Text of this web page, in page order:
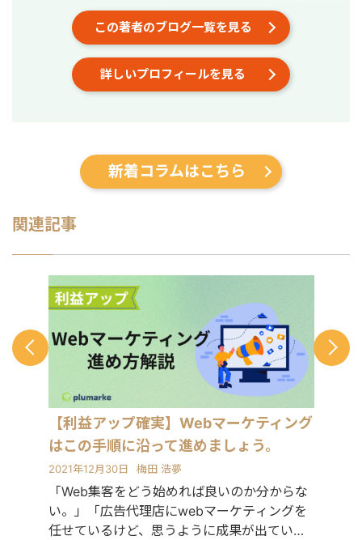
meikan.com/freelance/355/blog/1175
■経歴・職歴 2020年6月〜 Webマー
ケ支援会社（当時社員7名）にインター
ンとして参画し、案件獲得に向けた自
社集客（SEO・Web広告運用・LP制
作・YouTubeチャンネル運用・メール
系クライアントを主に担当。 2024年11
月 これまでの経験を活かして独立し、
株式会社プラマーケを設立。 ホームペ
な事例が複数あり。 ・StockSun営業
StockSunサロンの広告運用を担当。
・ベンチャー企業~大手企業のWebマ
ーケティング支援に携わり、Web広告
運用、LP制作を担当。費用対効果を
1.5〜2倍に改善するなど多数。 #SEO
・インターン先にて自社サイトのSEO
対策を1人で担当し、月間アクセス数を
約7倍(3,000→約22,000)、月間問い合
わせ件数を1件から4〜5件まで成長。
・人材系SEOメディアにてKW「商標名
+評判」で1位、「転職エージェント お
すすめ」で10位以内を獲得。
#YouTube ・法人向けYouTubeチャン
ネル運営に立ち上げ時から携わり、チ
ャンネル登録者数4,000人、月間商談獲
得10〜15件達成。 →企画、台本作成、
この著者のブログ一覧を見る
詳しいプロフィールを見る
新着コラムはこちら
関連記事
【利益アップ確実】Webマーケティング
はこの手順に沿って進めましょう。
2021年12月30日 梅田 浩夢
「Web集客をどう始めれば良いのか分からな
い。」「広告代理店にwebマーケティングを
任せているけど、思うように成果が出ていな